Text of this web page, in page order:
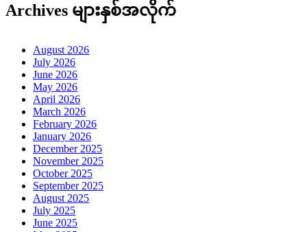
Archives များနှစ်အလိုက်
August 2026
July 2026
June 2026
May 2026
April 2026
March 2026
February 2026
January 2026
December 2025
November 2025
October 2025
September 2025
August 2025
July 2025
June 2025